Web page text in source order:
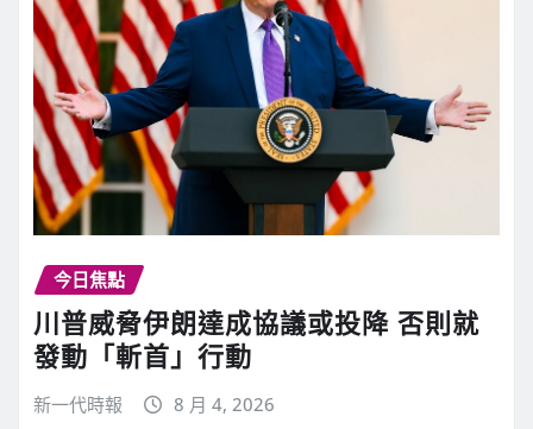
今日焦點
川普威脅伊朗達成協議或投降 否則就
發動「斬首」行動
新一代時報 8 月 4, 2026